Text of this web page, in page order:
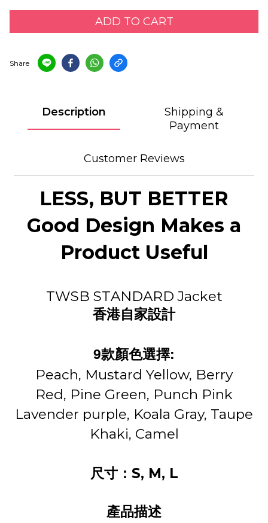
ADD TO CART
Share
Description
Shipping &
Payment
Customer Reviews
LESS, BUT BETTER
Good Design Makes a
Product Useful
TWSB STANDARD Jacket
香港自家設計
9款顏色選擇:
Peach, Mustard Yellow, Berry
Red, Pine Green, Punch Pink
Lavender purple, Koala Gray, Taupe
Khaki, Camel
尺寸： S, M, L
產品描述